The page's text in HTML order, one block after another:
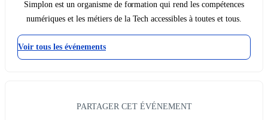
Simplon est un organisme de formation qui rend les compétences
numériques et les métiers de la Tech accessibles à toutes et tous.
Voir tous les événements
PARTAGER CET ÉVÉNEMENT